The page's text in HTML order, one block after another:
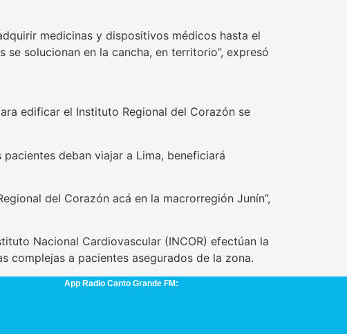
medicinas y dispositivos médicos hasta el
solucionan en la cancha, en territorio”, expresó
edificar el Instituto Regional del Corazón se
deban viajar a Lima, beneficiará
del Corazón acá en la macrorregión Junín”,
Nacional Cardiovascular (INCOR) efectúan la
complejas a pacientes asegurados de la zona.
App Radio Canto Grande FM: